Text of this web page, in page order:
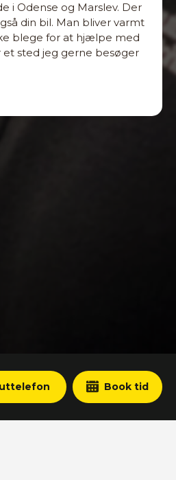
i Odense og Marslev. Der
din bil. Man bliver varmt
blege for at hjælpe med
sted jeg gerne besøger
Book tid